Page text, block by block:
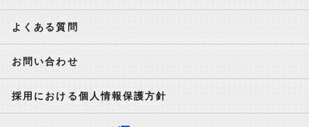
よくある質問
お問い合わせ
採用における個人情報保護方針